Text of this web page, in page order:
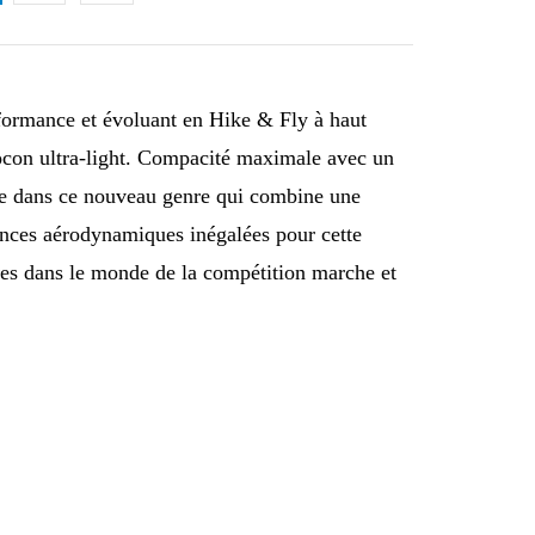
et évoluant en Hike & Fly à haut
ultra-light. Compacité maximale avec un
ce nouveau genre qui combine une
aérodynamiques inégalées pour cette
dans le monde de la compétition marche et